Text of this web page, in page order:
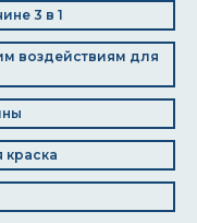
3 в 1
воздействиям для
краска